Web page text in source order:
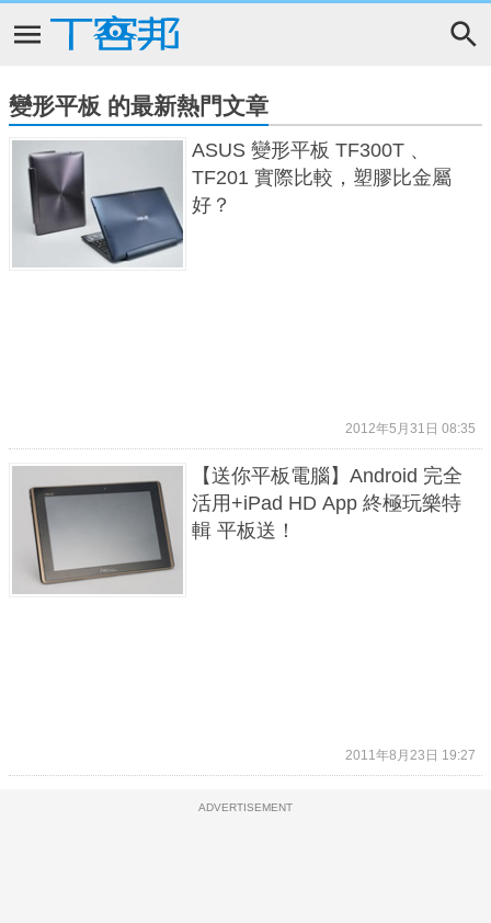
變形平板 的最新熱門文章
ASUS 變形平板 TF300T 、
TF201 實際比較，塑膠比金屬
好？
2012年5月31日 08:35
【送你平板電腦】Android 完全
活用+iPad HD App 終極玩樂特
輯 平板送！
2011年8月23日 19:27
ADVERTISEMENT